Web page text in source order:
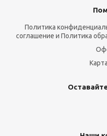
Политика
соглашение и Политика